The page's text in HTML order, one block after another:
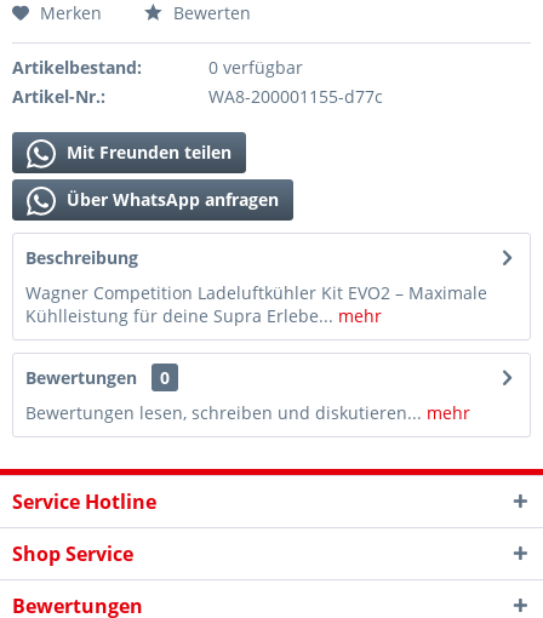
Merken Bewerten
Artikelbestand:
0 verfügbar
Artikel-Nr.:
WA8-200001155-d77c
Mit Freunden teilen
Über WhatsApp anfragen
Beschreibung
Wagner Competition Ladeluftkühler Kit EVO2 – Maximale
Kühlleistung für deine Supra Erlebe... mehr
Bewertungen
0
Bewertungen lesen, schreiben und diskutieren... mehr
Service Hotline
Shop Service
Bewertungen